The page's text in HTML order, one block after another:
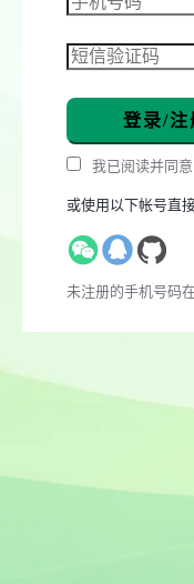
登录/注
我已阅读并同意
或使用以下帐号直
未注册的手机号码